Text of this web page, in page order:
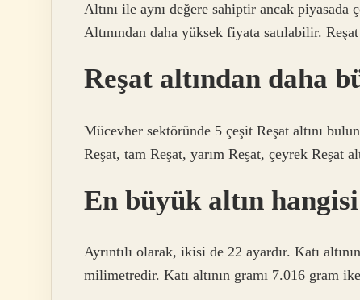
Altını ile aynı değere sahiptir ancak
Altınından daha yüksek fiyata satılabilir.
Reşat altından daha
Mücevher sektöründe 5 çeşit Reşat altını
Reşat, tam Reşat, yarım Reşat, çeyrek Reşat
En büyük altın
Ayrıntılı olarak, ikisi de 22 ayardır. Katı
milimetredir. Katı altının gramı 7.016 gram